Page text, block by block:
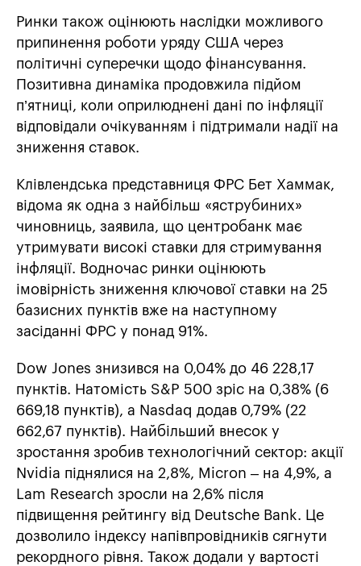
Ринки також оцінюють наслідки можливого
припинення роботи уряду США через
політичні суперечки щодо фінансування.
Позитивна динаміка продовжила підйом
п’ятниці, коли оприлюднені дані по інфляції
відповідали очікуванням і підтримали надії на
зниження ставок.
Клівлендська представниця ФРС Бет Хаммак,
відома як одна з найбільш «яструбиних»
чиновниць, заявила, що центробанк має
утримувати високі ставки для стримування
інфляції. Водночас ринки оцінюють
імовірність зниження ключової ставки на 25
базисних пунктів вже на наступному
засіданні ФРС у понад 91%.
Dow Jones знизився на 0,04% до 46 228,17
пунктів. Натомість S&P 500 зріс на 0,38% (6
669,18 пунктів), а Nasdaq додав 0,79% (22
662,67 пунктів). Найбільший внесок у
зростання зробив технологічний сектор: акції
Nvidia піднялися на 2,8%, Micron – на 4,9%, а
Lam Research зросли на 2,6% після
підвищення рейтингу від Deutsche Bank. Це
дозволило індексу напівпровідників сягнути
рекордного рівня. Також додали у вартості